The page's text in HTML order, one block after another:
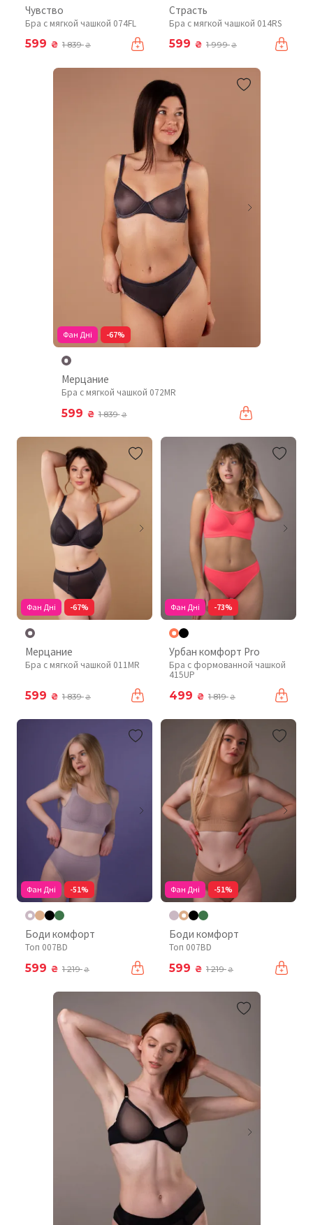
Чувство
Бра с мягкой чашкой 074FL
599 ₴ 1 839₴
Страсть
Бра с мягкой чашкой 014RS
599 ₴ 1 999₴
Фан Дні -67%
Мерцание
Бра с мягкой чашкой 072MR
599 ₴ 1 839₴
Фан Дні -67%
Мерцание
Бра с мягкой чашкой 011MR
599 ₴ 1 839₴
Фан Дні -73%
Урбан комфорт Pro
Бра с формованной чашкой
415UP
499 ₴ 1 819₴
Фан Дні -51%
Боди комфорт
Топ 007BD
599 ₴ 1 219₴
Фан Дні -51%
Боди комфорт
Топ 007BD
599 ₴ 1 219₴